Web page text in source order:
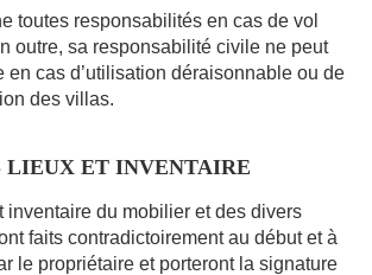
toutes responsabilités en cas de vol
outre, sa responsabilité civile ne peut
en cas d’utilisation déraisonnable ou de
des villas.
LIEUX ET INVENTAIRE
inventaire du mobilier et des divers
faits contradictoirement au début et à
le propriétaire et porteront la signature